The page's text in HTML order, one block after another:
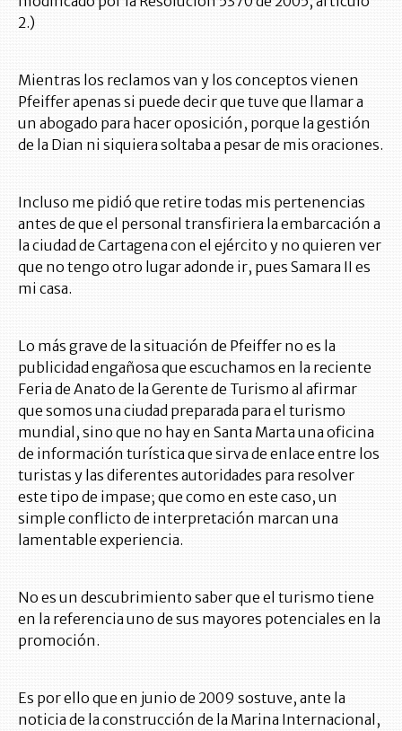
2.)
Mientras los reclamos van y los conceptos vienen
Pfeiffer apenas si puede decir que tuve que llamar a
un abogado para hacer oposición, porque la gestión
de la Dian ni siquiera soltaba a pesar de mis oraciones.
Incluso me pidió que retire todas mis pertenencias
antes de que el personal transfiriera la embarcación a
la ciudad de Cartagena con el ejército y no quieren ver
que no tengo otro lugar adonde ir, pues Samara II es
mi casa.
Lo más grave de la situación de Pfeiffer no es la
publicidad engañosa que escuchamos en la reciente
Feria de Anato de la Gerente de Turismo al afirmar
que somos una ciudad preparada para el turismo
mundial, sino que no hay en Santa Marta una oficina
de información turística que sirva de enlace entre los
turistas y las diferentes autoridades para resolver
este tipo de impase; que como en este caso, un
simple conflicto de interpretación marcan una
lamentable experiencia.
No es un descubrimiento saber que el turismo tiene
en la referencia uno de sus mayores potenciales en la
promoción.
Es por ello que en junio de 2009 sostuve, ante la
noticia de la construcción de la Marina Internacional,